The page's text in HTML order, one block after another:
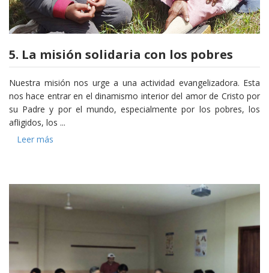
5. La misión solidaria con los pobres
Nuestra misión nos urge a una actividad evangelizadora. Esta
nos hace entrar en el dinamismo interior del amor de Cristo por
su Padre y por el mundo, especialmente por los pobres, los
afligidos, los ...
Leer más